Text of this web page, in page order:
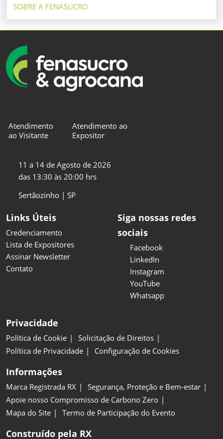
SOBRE A FENASUCRO
Atendimento
ao Visitante
Atendimento ao
Expositor
11 a 14 de Agosto de 2026
das 13:30 às 20:00 hrs
Sertãozinho | SP
Links Úteis
Credenciamento
Lista de Expositores
Assinar Newsletter
Contato
Siga nossas redes
sociais
Facebook
LinkedIn
Instagram
YouTube
Whatsapp
Privacidade
Política de Cookie
Solicitação de Direitos
Política de Privacidade
Configuração de Cookies
Informações
Marca Registrada RX
Segurança, Proteção e Bem-estar
Apoie nosso Compromisso de Carbono Zero
Mapa do Site
Termo de Participação do Evento
Construído pela RX